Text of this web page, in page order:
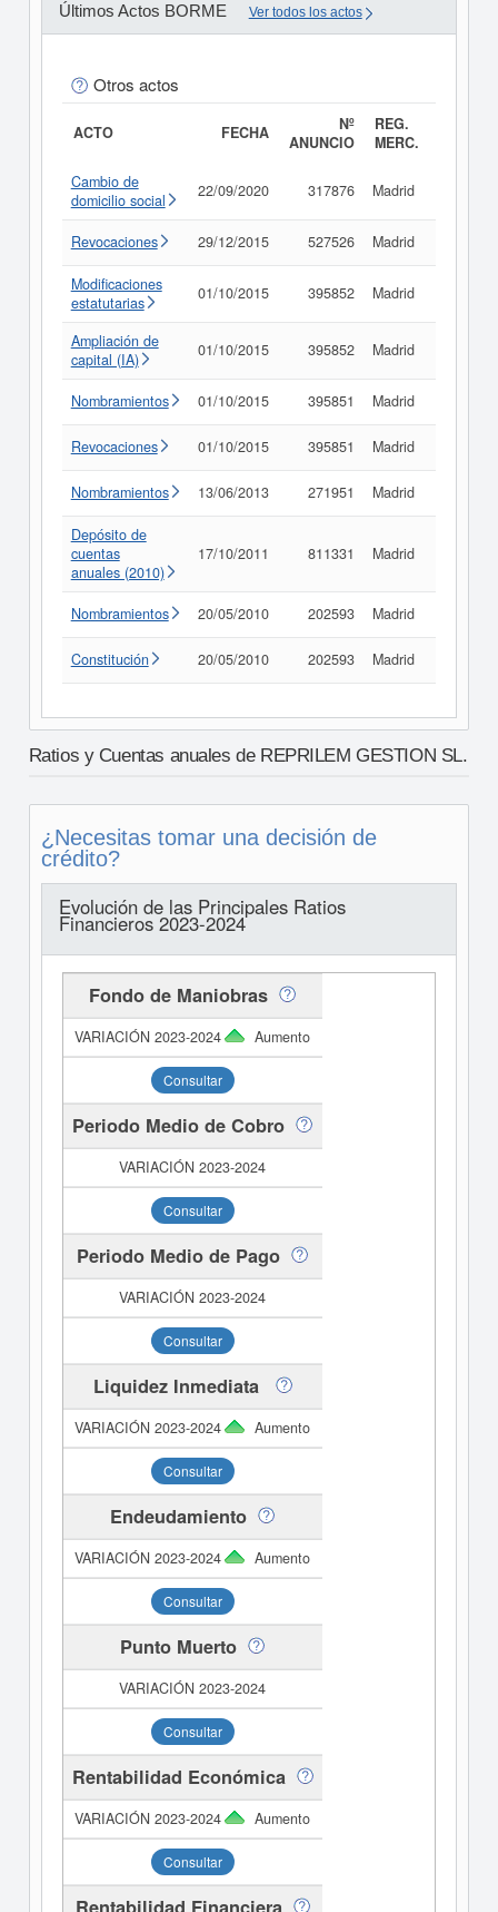
Últimos Actos BORME Ver todos los actos
Otros actos
ACTO FECHA
Nº
ANUNCIO
REG.
MERC.
Cambio de
domicilio social
22/09/2020 317876 Madrid
Revocaciones 29/12/2015 527526 Madrid
Modificaciones
estatutarias
01/10/2015 395852 Madrid
Ampliación de
capital (IA)
01/10/2015 395852 Madrid
Nombramientos 01/10/2015 395851 Madrid
Revocaciones 01/10/2015 395851 Madrid
Nombramientos 13/06/2013 271951 Madrid
Depósito de
cuentas
anuales (2010)
17/10/2011 811331 Madrid
Nombramientos 20/05/2010 202593 Madrid
Constitución 20/05/2010 202593 Madrid
Ratios y Cuentas anuales de REPRILEM GESTION SL.
¿Necesitas tomar una decisión de
crédito?
Evolución de las Principales Ratios
Financieros 2023-2024
Fondo de Maniobras
Aumento
Consultar
Periodo Medio de Cobro
Consultar
Periodo Medio de Pago
Consultar
Liquidez Inmediata
Aumento
Consultar
Endeudamiento
Aumento
Consultar
Punto Muerto
Consultar
Rentabilidad Económica
Aumento
Consultar